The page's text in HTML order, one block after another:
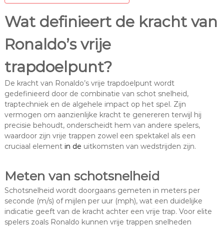
Wat definieert de kracht van
Ronaldo’s vrije
trapdoelpunt?
De kracht van Ronaldo’s vrije trapdoelpunt wordt
gedefinieerd door de combinatie van schot snelheid,
traptechniek en de algehele impact op het spel. Zijn
vermogen om aanzienlijke kracht te genereren terwijl hij
precisie behoudt, onderscheidt hem van andere spelers,
waardoor zijn vrije trappen zowel een spektakel als een
cruciaal element in de uitkomsten van wedstrijden zijn.
Meten van schotsnelheid
Schotsnelheid wordt doorgaans gemeten in meters per
seconde (m/s) of mijlen per uur (mph), wat een duidelijke
indicatie geeft van de kracht achter een vrije trap. Voor elite
spelers zoals Ronaldo kunnen vrije trappen snelheden